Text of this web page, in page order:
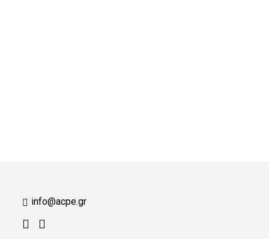
info@acpe.gr